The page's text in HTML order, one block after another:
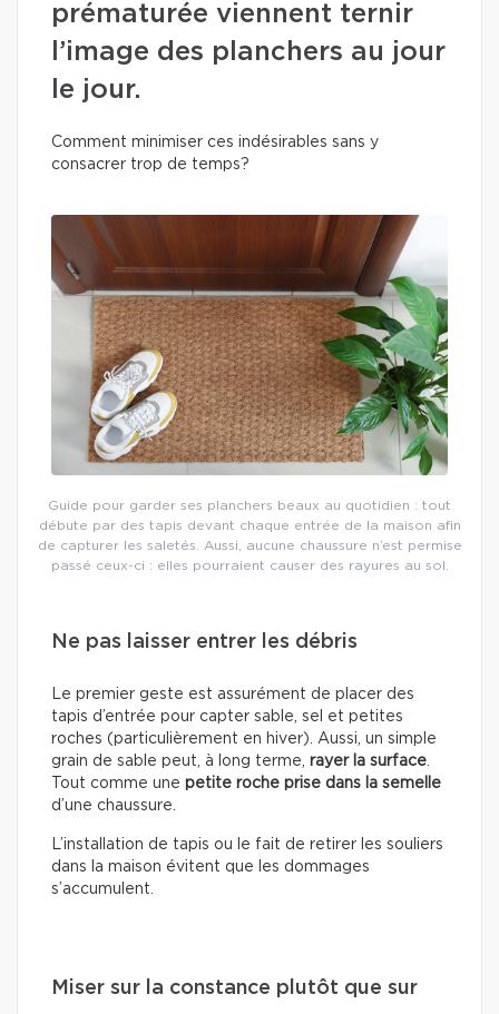
prématurée viennent ternir
l’image des planchers au jour
le jour.
Comment minimiser ces indésirables sans y
consacrer trop de temps?
Guide pour garder ses planchers beaux au quotidien : tout
débute par des tapis devant chaque entrée de la maison afin
de capturer les saletés. Aussi, aucune chaussure n’est permise
passé ceux-ci : elles pourraient causer des rayures au sol.
Ne pas laisser entrer les débris
Le premier geste est assurément de placer des
tapis d’entrée pour capter sable, sel et petites
roches (particulièrement en hiver). Aussi, un simple
grain de sable peut, à long terme, rayer la surface
Tout comme une petite roche prise dans la semelle
d’une chaussure.
L’installation de tapis ou le fait de retirer les souliers
dans la maison évitent que les dommages
s’accumulent.
Miser sur la constance plutôt que sur